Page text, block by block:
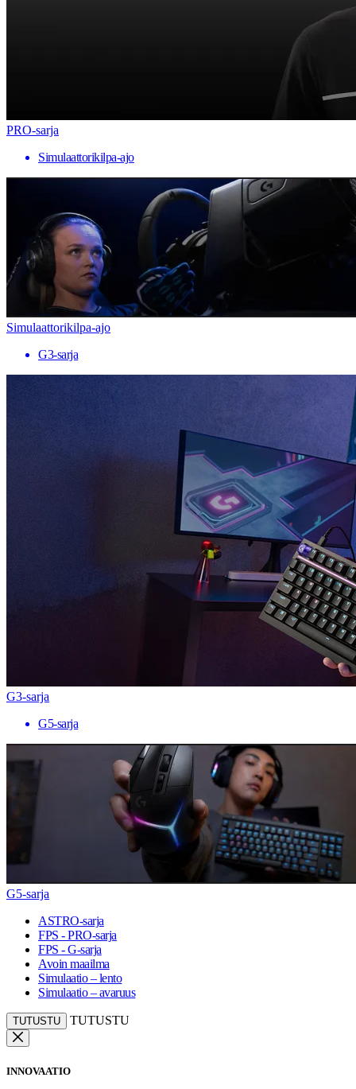
PRO-sarja
Simulaattorikilpa-ajo
Simulaattorikilpa-ajo
G3-sarja
G3-sarja
G5-sarja
G5-sarja
ASTRO-sarja
FPS - PRO-sarja
FPS - G-sarja
Avoin maailma
Simulaatio – lento
Simulaatio – avaruus
TUTUSTU TUTUSTU
INNOVAATIO